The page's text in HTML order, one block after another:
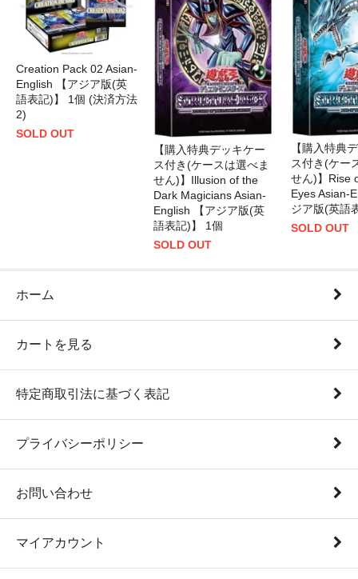
Creation Pack 02 Asian-
English 【アジア版(英
語表記)】 1個 (決済方法
2)
SOLD OUT
【購入特典デッキケー
ス付き(ケースは選べま
せん)】Illusion of the
Dark Magicians Asian-
English 【アジア版(英
語表記)】 1個
SOLD OUT
【購入特典
ス付き(ケー
せん)】Rise
Eyes Asian-
ジア版(英語
SOLD OUT
ホーム
カートを見る
特定商取引法に基づく表記
プライバシーポリシー
お問い合わせ
マイアカウント